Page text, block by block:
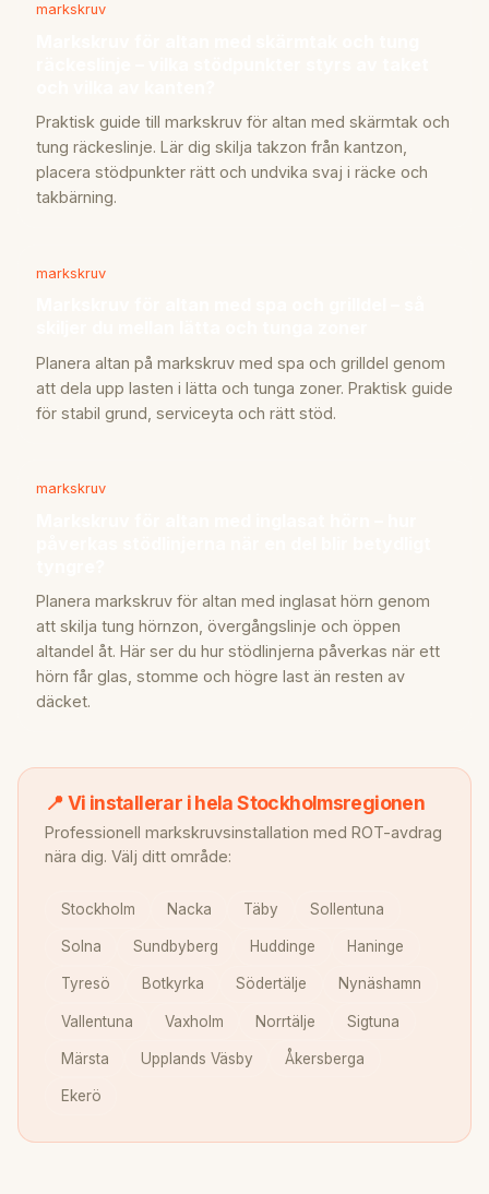
markskruv
Praktisk guide till markskruv för altan med skärmtak och
tung räckeslinje. Lär dig skilja takzon från kantzon,
placera stödpunkter rätt och undvika svaj i räcke och
takbärning.
markskruv
Planera altan på markskruv med spa och grilldel genom
att dela upp lasten i lätta och tunga zoner. Praktisk guide
för stabil grund, serviceyta och rätt stöd.
markskruv
Planera markskruv för altan med inglasat hörn genom
att skilja tung hörnzon, övergångslinje och öppen
altandel åt. Här ser du hur stödlinjerna påverkas när ett
hörn får glas, stomme och högre last än resten av
däcket.
📍 Vi installerar i hela Stockholmsregionen
Professionell markskruvsinstallation med ROT-avdrag
nära dig. Välj ditt område:
Stockholm Nacka Täby Sollentuna
Solna Sundbyberg Huddinge Haninge
Tyresö Botkyrka Södertälje Nynäshamn
Vallentuna Vaxholm Norrtälje Sigtuna
Märsta Upplands Väsby Åkersberga
Ekerö